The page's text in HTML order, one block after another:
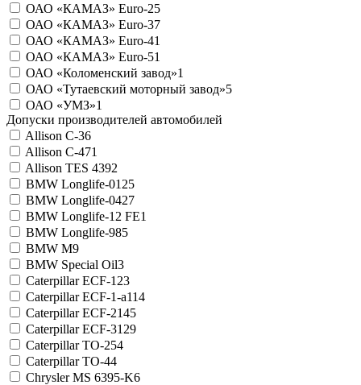
ОАО «КАМАЗ» Euro-25
ОАО «КАМАЗ» Euro-37
ОАО «КАМАЗ» Euro-41
ОАО «КАМАЗ» Euro-51
ОАО «Коломенский завод»1
ОАО «Тутаевский моторный завод»5
ОАО «УМЗ»1
Допуски производителей автомобилей
Allison C-36
Allison C-471
Allison TES 4392
BMW Longlife-01 25
BMW Longlife-0427
BMW Longlife-12 FE1
BMW Longlife-985
BMW M9
BMW Special Oil3
Caterpillar ECF-1 23
Caterpillar ECF-1-a114
Caterpillar ECF-2145
Caterpillar ECF-3129
Caterpillar TO-254
Caterpillar TO-44
Chrysler MS 6395-K6